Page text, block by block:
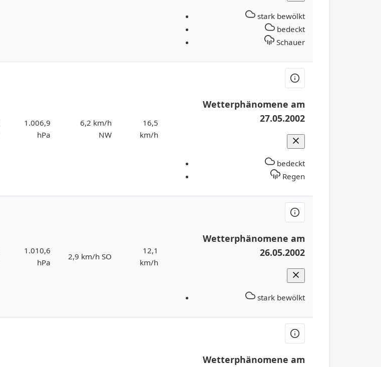
stark bewölkt
bedeckt
Schauer
1.006,9
hPa
6,2 km/h
NW
16,5
km/h
Wetterphänomene am
27.05.2002
bedeckt
Regen
1.010,6
hPa
2,9 km/h SO
12,1
km/h
Wetterphänomene am
26.05.2002
stark bewölkt
Wetterphänomene am